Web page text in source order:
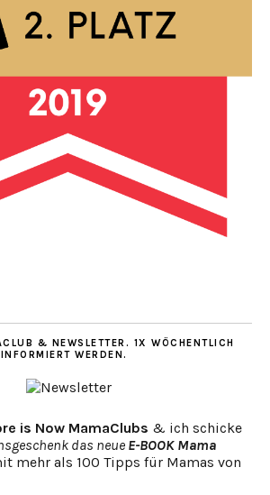
& NEWSLETTER. 1X WÖCHENTLICH
WERDEN.
is Now MamaClubs & ich schicke
das neue E-BOOK Mama
mehr als 100 Tipps für Mamas von